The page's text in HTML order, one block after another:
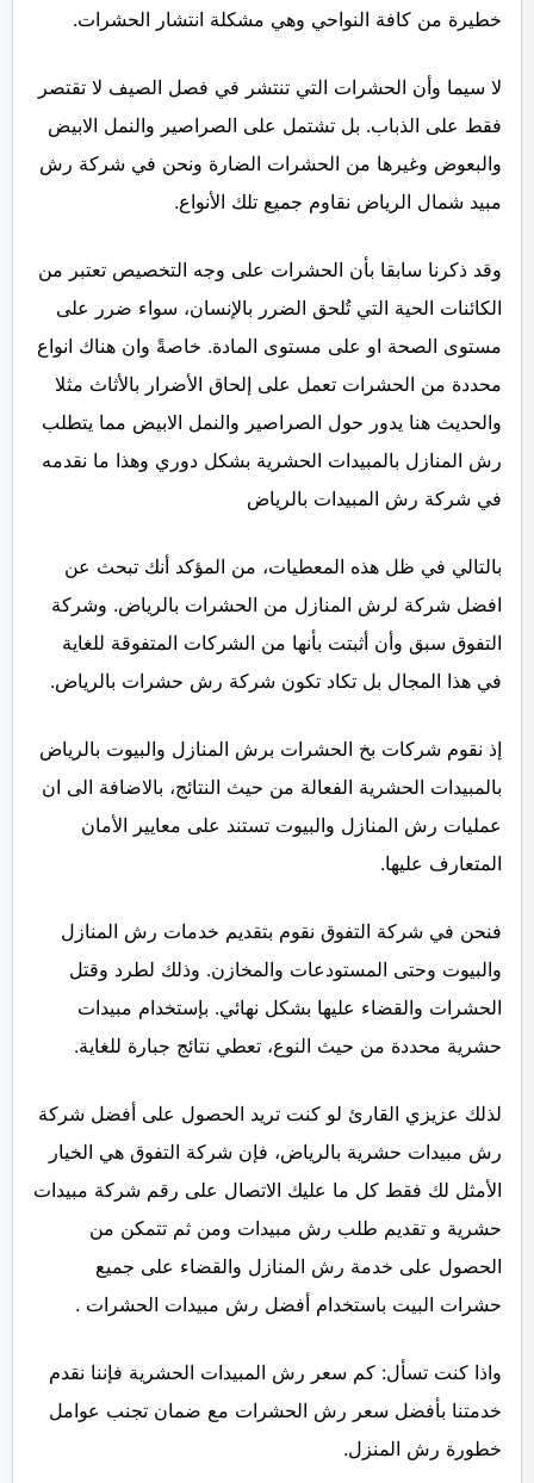
خطيرة من كافة النواحي وهي مشكلة انتشار الحشرات.
لا سيما وأن الحشرات التي تنتشر في فصل الصيف لا تقتصر
فقط على الذباب. بل تشتمل على الصراصير والنمل الابيض
والبعوض وغيرها من الحشرات الضارة ونحن في شركة رش
مبيد شمال الرياض نقاوم جميع تلك الأنواع.
وقد ذكرنا سابقا بأن الحشرات على وجه التخصيص تعتبر من
الكائنات الحية التي تُلحق الضرر بالإنسان، سواء ضرر على
مستوى الصحة او على مستوى المادة. خاصةً وان هناك انواع
محددة من الحشرات تعمل على إلحاق الأضرار بالأثاث مثلا
والحديث هنا يدور حول الصراصير والنمل الابيض مما يتطلب
رش المنازل بالمبيدات الحشرية بشكل دوري وهذا ما نقدمه
في شركة رش المبيدات بالرياض
بالتالي في ظل هذه المعطيات، من المؤكد أنك تبحث عن
افضل شركة لرش المنازل من الحشرات بالرياض. وشركة
التفوق سبق وأن أثبتت بأنها من الشركات المتفوقة للغاية
في هذا المجال بل تكاد تكون شركة رش حشرات بالرياض.
إذ نقوم شركات بخ الحشرات برش المنازل والبيوت بالرياض
بالمبيدات الحشرية الفعالة من حيث النتائج، بالاضافة الى ان
عمليات رش المنازل والبيوت تستند على معايير الأمان
المتعارف عليها.
فنحن في شركة التفوق نقوم بتقديم خدمات رش المنازل
والبيوت وحتى المستودعات والمخازن. وذلك لطرد وقتل
الحشرات والقضاء عليها بشكل نهائي. بإستخدام مبيدات
حشرية محددة من حيث النوع، تعطي نتائج جبارة للغاية.
لذلك عزيزي القارئ لو كنت تريد الحصول على أفضل شركة
رش مبيدات حشرية بالرياض، فإن شركة التفوق هي الخيار
الأمثل لك فقط كل ما عليك الاتصال على رقم شركة مبيدات
حشرية و تقديم طلب رش مبيدات ومن ثم تتمكن من
الحصول على خدمة رش المنازل والقضاء على جميع
حشرات البيت باستخدام أفضل رش مبيدات الحشرات .
واذا كنت تسأل: كم سعر رش المبيدات الحشرية فإننا نقدم
خدمتنا بأفضل سعر رش الحشرات مع ضمان تجنب عوامل
خطورة رش المنزل.